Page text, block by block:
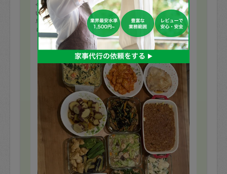
今日も美味しい料理をつくっていただきありがとうござ
いました！
早速お昼ご飯でいただきました。どれも美味しくて、あ
りがたいです！
娘は大好物のグラタンを食べて美味しいと喜んでくれま
次回もぜひどうぞ宜しくお願い致します。
もっと見る